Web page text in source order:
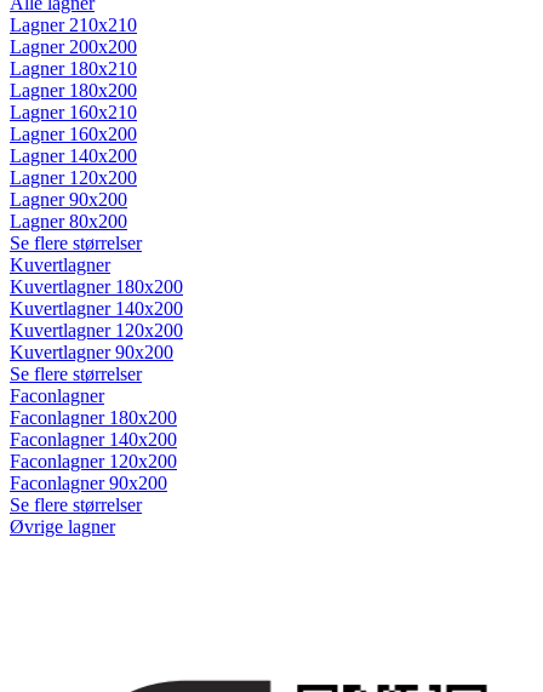
Lagner 210x210
Lagner 200x200
Lagner 180x210
Lagner 180x200
Lagner 160x210
Lagner 160x200
Lagner 140x200
Lagner 120x200
Lagner 90x200
Lagner 80x200
Se flere størrelser
Kuvertlagner
Kuvertlagner 180x200
Kuvertlagner 140x200
Kuvertlagner 120x200
Kuvertlagner 90x200
Se flere størrelser
Faconlagner
Faconlagner 180x200
Faconlagner 140x200
Faconlagner 120x200
Faconlagner 90x200
Se flere størrelser
Øvrige lagner
Rullemadrasser 180x200